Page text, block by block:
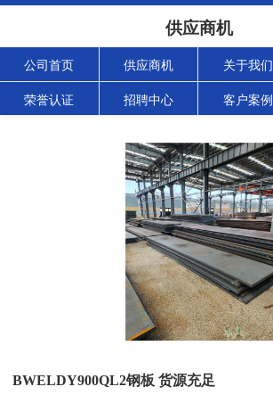
供应商机
公司首页 供应商机 关于我们
荣誉认证 招聘中心 客户案例
BWELDY900QL2钢板 货源充足